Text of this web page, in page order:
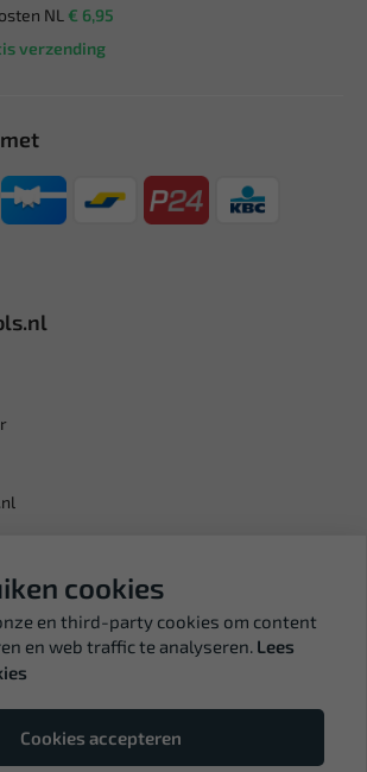
NL € 6,95
verzending
cookies
en third-party cookies om content
en web traffic te analyseren. Lees
Cookies accepteren